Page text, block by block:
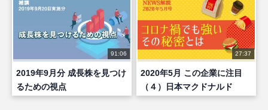
91:06
2019年9月分 成長株を見つけ
るための視点
27:37
2020年5月 この企業に注目
（４）日本マクドナルド
HD（後編）